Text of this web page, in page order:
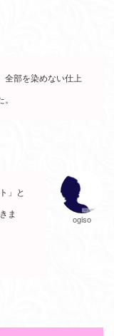
全部を染めない仕上
」と
ま
ogiso